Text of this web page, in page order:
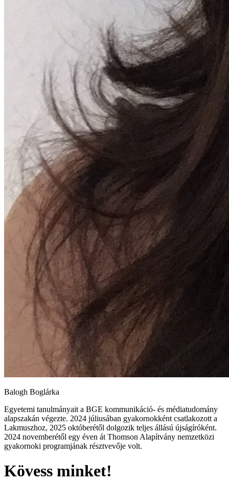
Balogh Boglárka
Egyetemi tanulmányait a BGE kommunikáció- és médiatudomány
alapszakán végezte. 2024 júliusában gyakornokként csatlakozott a
Lakmuszhoz, 2025 októberétől dolgozik teljes állású újságíróként.
2024 novemberétől egy éven át Thomson Alapítvány nemzetközi
gyakornoki programjának résztvevője volt.
Kövess minket!